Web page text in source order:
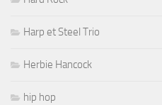
Harp et Steel Trio
Herbie Hancock
hip hop